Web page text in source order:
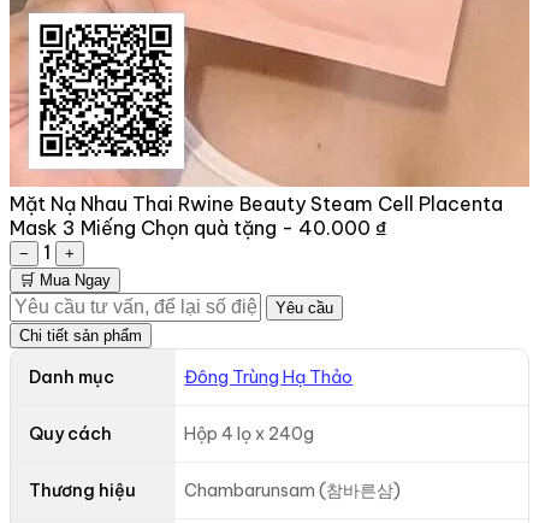
Mặt Nạ Nhau Thai Rwine Beauty Steam Cell Placenta
Mask 3 Miếng Chọn quà tặng - 40.000 ₫
− 1
+
🛒 Mua Ngay
Yêu cầu
Chi tiết sản phẩm
Danh mục Đông Trùng Hạ Thảo
Quy cách Hộp 4 lọ x 240g
Thương hiệu Chambarunsam (참바른삼)